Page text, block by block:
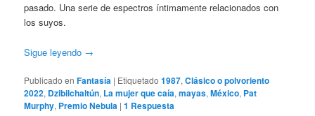
pasado. Una serie de espectros íntimamente relacionados con
los suyos.
Sigue leyendo →
Publicado en Fantasía | Etiquetado 1987,Clásico o polvoriento
2022, Dzibilchaltún, La mujer que caía,mayas,México, Pat
Murphy, Premio Nebula |1 Respuesta